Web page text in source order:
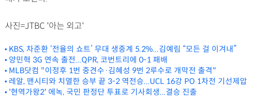
사진=JTBC '아는 외고'
KBS, 차준환 ‘전율의 쇼트’ 무대 생중계 5.2%...김예림 “모든 걸 이겨내”
양민혁 3G 연속 출전...QPR, 코번트리에 0-1 패배
MLB닷컴 "이정후 1번 중견수·김혜성 9번 2루수로 개막전 출격"
레알, 맨시티와 치열한 승부 끝 3-2 역전승...UCL 16강 PO 1차전 기선제압
'현역가왕2' 에녹, 국민 판정단 투표로 기사회생...결승 진출